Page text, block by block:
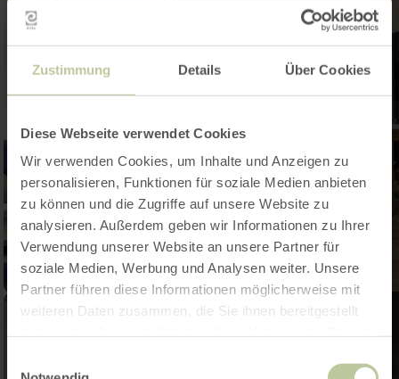
Zustimmung Details Über Cookies
Diese Webseite verwendet Cookies
Wir verwenden Cookies, um Inhalte und Anzeigen zu
personalisieren, Funktionen für soziale Medien anbieten
zu können und die Zugriffe auf unsere Website zu
analysieren. Außerdem geben wir Informationen zu Ihrer
Verwendung unserer Website an unsere Partner für
soziale Medien, Werbung und Analysen weiter. Unsere
Partner führen diese Informationen möglicherweise mit
weiteren Daten zusammen, die Sie ihnen bereitgestellt